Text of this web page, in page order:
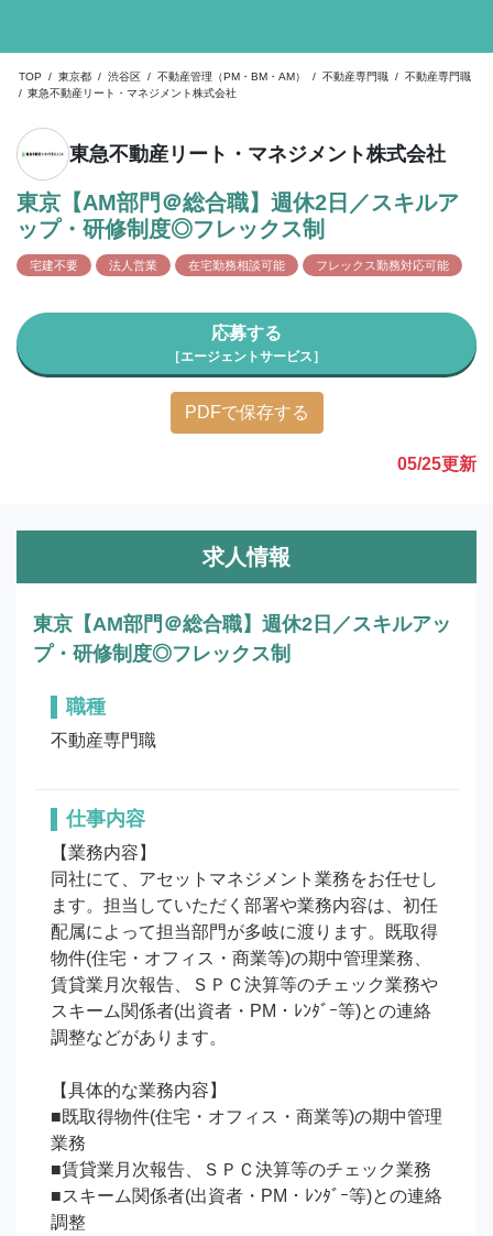
TOP / 東京都 / 渋谷区 / 不動産管理（PM・BM・AM） / 不動産専門職 / 不動産専門職
/ 東急不動産リート・マネジメント株式会社
東急不動産リート・マネジメント株式会社
東京【AM部門＠総合職】週休2日／スキルア
ップ・研修制度◎フレックス制
宅建不要 法人営業 在宅勤務相談可能 フレックス勤務対応可能
応募する
［エージェントサービス］
PDFで保存する
05/25更新
求人情報
東京【AM部門＠総合職】週休2日／スキルアッ
プ・研修制度◎フレックス制
職種
不動産専門職
仕事内容
【業務内容】
同社にて、アセットマネジメント業務をお任せし
ます。担当していただく部署や業務内容は、初任
配属によって担当部門が多岐に渡ります。既取得
物件(住宅・オフィス・商業等)の期中管理業務、
賃貸業月次報告、ＳＰＣ決算等のチェック業務や
スキーム関係者(出資者・PM・ﾚﾝﾀﾞｰ等)との連絡
調整などがあります。
【具体的な業務内容】
■既取得物件(住宅・オフィス・商業等)の期中管理
業務
■賃貸業月次報告、ＳＰＣ決算等のチェック業務
■スキーム関係者(出資者・PM・ﾚﾝﾀﾞｰ等)との連絡
調整